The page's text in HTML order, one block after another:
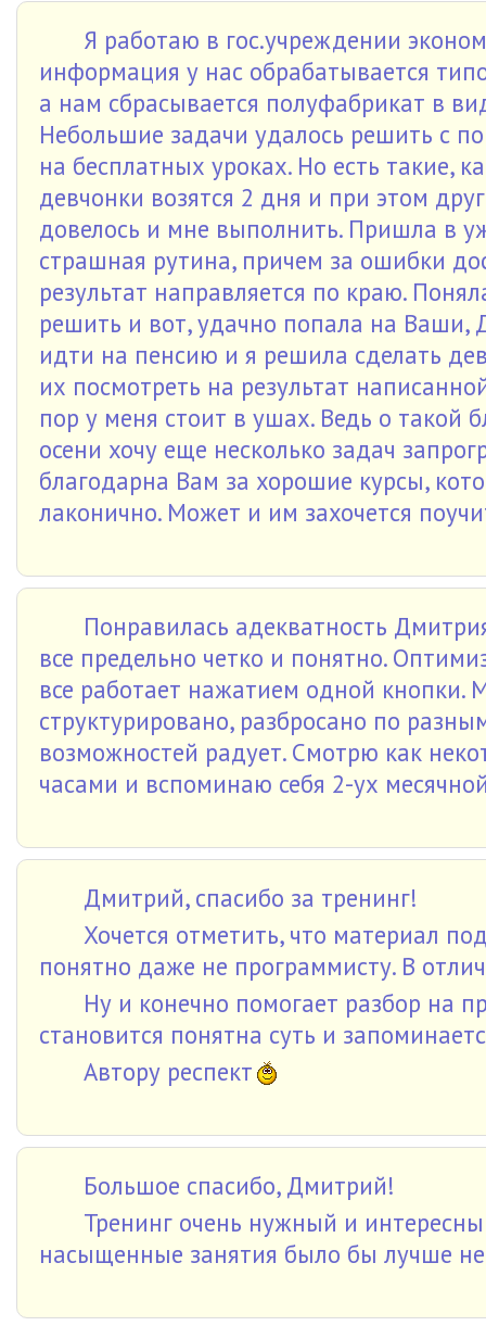
Я работаю в гос.учреждении
информация у нас обрабатывается
а нам сбрасывается полуфабрикат в
Небольшие задачи удалось решить с
на бесплатных уроках. Но есть такие,
девчонки возятся 2 дня и при этом
довелось и мне выполнить. Пришла в
страшная рутина, причем за ошибки
результат направляется по краю.
решить и вот, удачно попала на Ваши,
идти на пенсию и я решила сделать
их посмотреть на результат
пор у меня стоит в ушах. Ведь о такой
осени хочу еще несколько задач
благодарна Вам за хорошие курсы,
лаконично. Может и им захочется
Понравилась адекватность
все предельно четко и понятно.
все работает нажатием одной кнопки.
структурировано, разбросано по
возможностей радует. Смотрю как
часами и вспоминаю себя 2-ух
Дмитрий, спасибо за тренинг!
Хочется отметить, что материал
понятно даже не программисту. В
Ну и конечно помогает разбор на
становится понятна суть и
Автору респект
Большое спасибо, Дмитрий!
Тренинг очень нужный и
насыщенные занятия было бы лучше